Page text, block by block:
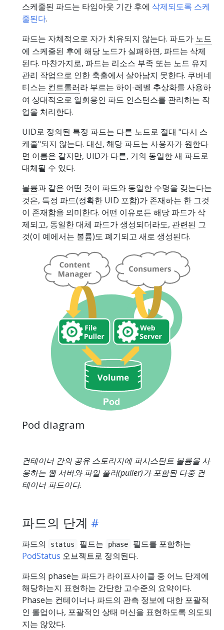
스케줄된 파드는 타임아웃 기간 후에 삭제되도록 스케
줄된다.
파드는 자체적으로 자가 치유되지 않는다. 파드가 노드
에 스케줄된 후에 해당 노드가 실패하면, 파드는 삭제
된다. 마찬가지로, 파드는 리소스 부족 또는 노드 유지
관리 작업으로 인한 축출에서 살아남지 못한다. 쿠버네
티스는 컨트롤러라 부르는 하이-레벨 추상화를 사용하
여 상대적으로 일회용인 파드 인스턴스를 관리하는 작
업을 처리한다.
UID로 정의된 특정 파드는 다른 노드로 절대 "다시 스
케줄"되지 않는다. 대신, 해당 파드는 사용자가 원한다
면 이름은 같지만, UID가 다른, 거의 동일한 새 파드로
대체될 수 있다.
볼륨과 같은 어떤 것이 파드와 동일한 수명을 갖는다는
것은, 특정 파드(정확한 UID 포함)가 존재하는 한 그것
이 존재함을 의미한다. 어떤 이유로든 해당 파드가 삭
제되고, 동일한 대체 파드가 생성되더라도, 관련된 그
것(이 예에서는 볼륨)도 폐기되고 새로 생성된다.
Pod diagram
컨테이너 간의 공유 스토리지에 퍼시스턴트 볼륨을 사
용하는 웹 서버와 파일 풀러(puller)가 포함된 다중 컨
테이너 파드이다.
파드의 단계
파드의 status 필드는 phase
필드를 포함하는
PodStatus 오브젝트로 정의된다.
파드의 phase는 파드가 라이프사이클 중 어느 단계에
해당하는지 표현하는 간단한 고수준의 요약이다.
Phase는 컨테이너나 파드의 관측 정보에 대한 포괄적
인 롤업이나, 포괄적인 상태 머신을 표현하도록 의도되
지는 않았다.